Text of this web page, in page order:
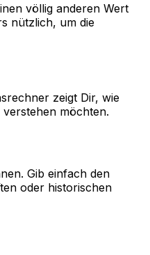
völlig anderen Wert
nützlich, um die
zeigt Dir, wie
möchten.
Gib einfach den
oder historischen